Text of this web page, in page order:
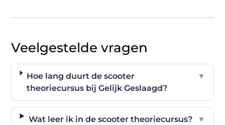
Veelgestelde vragen
Hoe lang duurt de scooter
theoriecursus bij Gelijk Geslaagd?
▼
Wat leer ik in de scooter theoriecursus? ▼